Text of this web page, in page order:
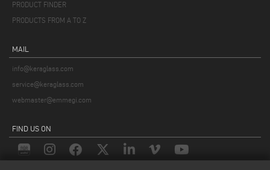
PRODUCT FINDER
PRODUCTS FROM A TO Z
MAIL
info@keraglass.com
service@keraglass.com
webmaster@emmegi.com
FIND US ON